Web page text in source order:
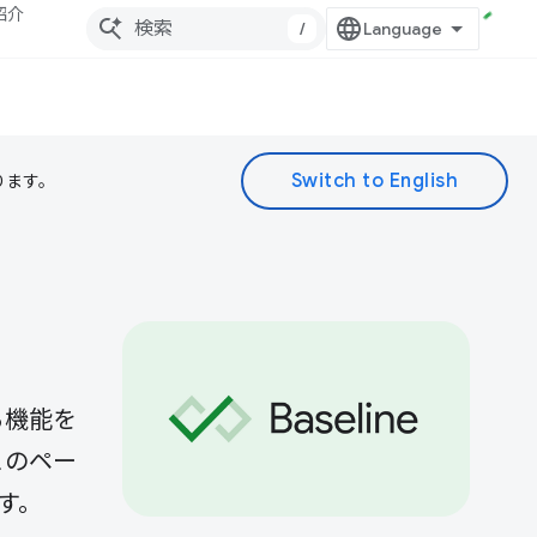
介
/
す。
能を
ペー